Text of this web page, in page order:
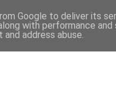
Google to deliver its
with performance
address abuse.